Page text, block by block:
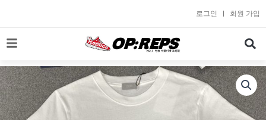
로
너
뛰
기
로그인 회원 가입